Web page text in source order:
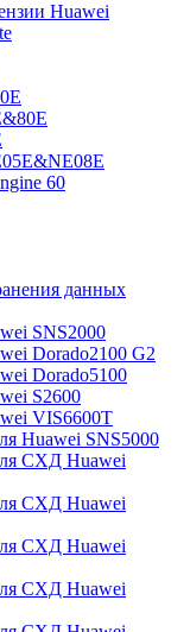
Huawei
60
данных
SNS2000
Dorado2100 G2
Dorado5100
S2600
VIS6600T
Huawei SNS5000
СХД Huawei
СХД Huawei
СХД Huawei
СХД Huawei